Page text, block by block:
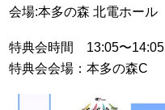
会場:本多の森 北電ホール
特典会時間 13:05〜14:05
特典会会場：本多の森C